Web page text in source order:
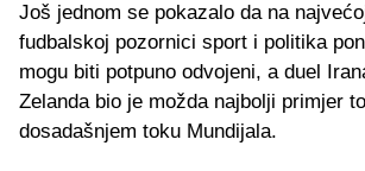
Još jednom se pokazalo da na
fudbalskoj pozornici sport i politika
mogu biti potpuno odvojeni, a duel
Zelanda bio je možda najbolji primjer
dosadašnjem toku Mundijala.